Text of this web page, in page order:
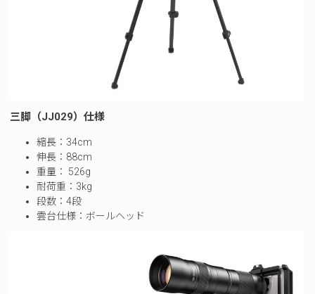
三脚（JJ029）仕様
縮長：34cm
伸長：88cm
重量： 526g
耐荷重：3kg
段数：4段
雲台仕様：ボールヘッド